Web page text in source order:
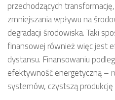
przechodzących
zmniejszania wpływu na
degradacji środowiska. Taki
finansowej również więc jest
dystansu. Finansowaniu
efektywność energetyczną –
systemów, czystszą produkcję